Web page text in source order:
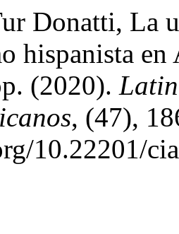
Donatti, La
hispanista
(2020).
, (47),
10.22201/